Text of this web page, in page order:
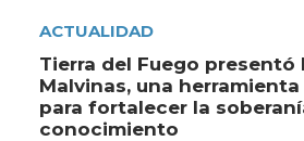
ACTUALIDAD
Tierra del Fuego presentó
Malvinas, una
para fortalecer la
conocimiento